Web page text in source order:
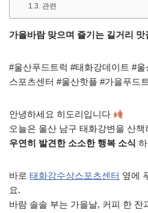
관련
가을바람 맞으며 즐기는 길거리 맛
#울산푸드트럭 #태화강데이트 #
스포츠센터 #울산핫플 #가을푸드
안녕하세요 히도리입니다
오늘은 울산 남구 태화강변을 산책
우연히 발견한 소소한 행복 소식
바로 태화강수상스포츠센터 옆에
요.
바람 솔솔 부는 가을날, 커피 한 잔